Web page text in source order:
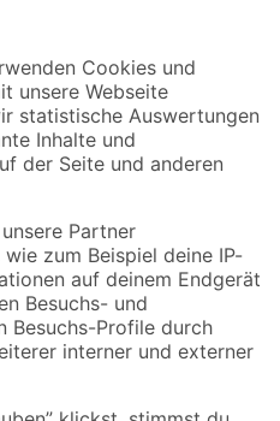
Aktionen mehr verpassen!
Versandarten